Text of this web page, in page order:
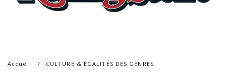
Accueil CULTURE & ÉGALITÉS DES GENRES